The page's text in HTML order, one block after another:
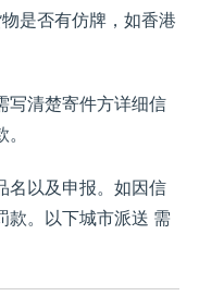
是否有仿牌，如香港
写清楚寄件方详细信
名以及申报。如因信
款。以下城市派送 需